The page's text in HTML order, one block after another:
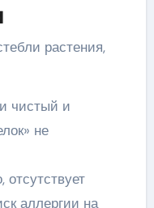
растения,
чистый и
не
отсутствует
аллергии на